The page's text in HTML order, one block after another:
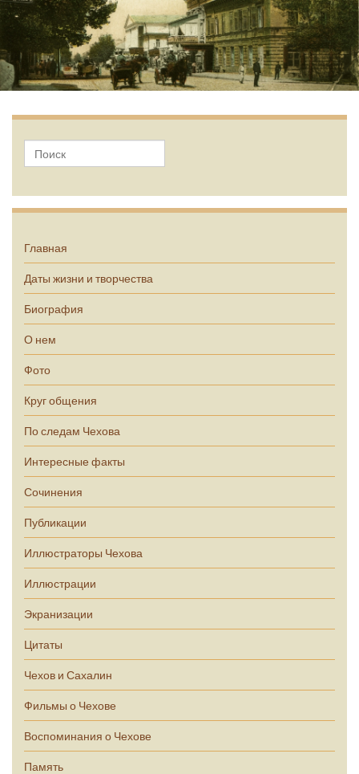
Главная
Даты жизни и творчества
Биография
О нем
Фото
Круг общения
По следам Чехова
Интересные факты
Сочинения
Публикации
Иллюстраторы Чехова
Иллюстрации
Экранизации
Цитаты
Чехов и Сахалин
Фильмы о Чехове
Воспоминания о Чехове
Память